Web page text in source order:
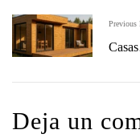
Previous
Casas
Deja un